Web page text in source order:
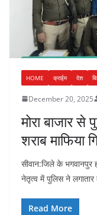
HOME क्राईम देश
December 20, 2025
मोरा बाजार
शराब माफिया
सीवान:जिले के भगवानपुर
नेतृत्व में पुलिस ने लगातार
Read More